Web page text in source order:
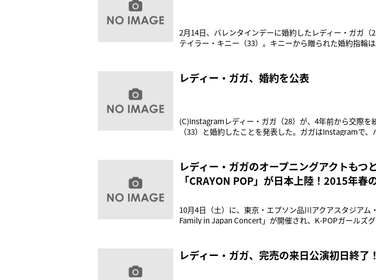
2月14日、バレンタインデーに婚約したレディー・ガガ
テイラー・キニー（33）。キニーから贈られた婚約指輪
ぼ無名”で、あまりの格差から2人はすぐに別れるだろう
係者） 交際当初は“
レディー・ガガ、婚約を公表
(C)Instagramレディー・ガガ（28）が、4年前から交際
（33）と婚約したことを発表した。ガガはInstagramで
ちゃった！」と公表。シェア後わずか3時間で31万件を
ている
レディー・ガガのオープニングアクトもつ
「CRAYON POP」が日本上陸！2015年春
10月4日（土）に、東京・エプソン品川アクアスタジア
Family in Japan Concert」が開催され、K-POPガールズ
レディー・ガガ、完売の来日公演初日終了